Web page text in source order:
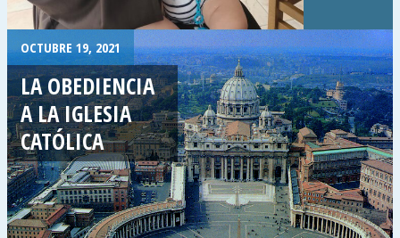
OCTUBRE 19, 2021
LA OBEDIENCIA
A LA IGLESIA
CATÓLICA